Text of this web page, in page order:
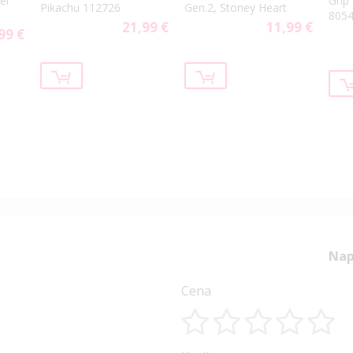
€
Pikachu 112726
21,99 €
Gen.2, Stoney Heart
11,99 €
Cena